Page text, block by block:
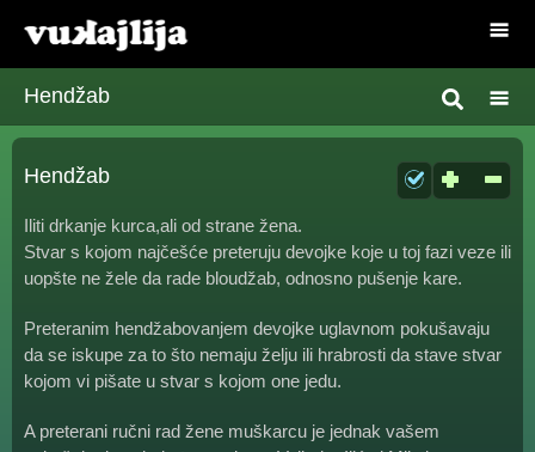
Hendžab
Hendžab
Iliti drkanje kurca,ali od strane žena.
Stvar s kojom najčešće preteruju devojke koje u toj fazi veze ili
uopšte ne žele da rade bloudžab, odnosno pušenje kare.
Preteranim hendžabovanjem devojke uglavnom pokušavaju
da se iskupe za to što nemaju želju ili hrabrosti da stave stvar
kojom vi pišate u stvar s kojom one jedu.
A preterani ručni rad žene muškarcu je jednak vašem